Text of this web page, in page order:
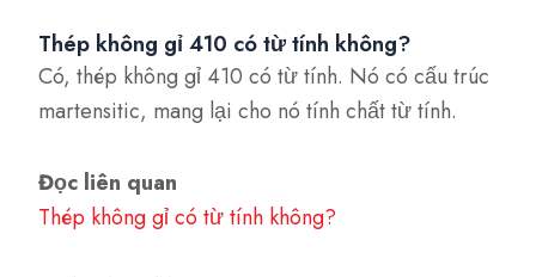
Thép không gỉ 410 có từ tính không?
Có, thép không gỉ 410 có từ tính. Nó có cấu trúc
martensitic, mang lại cho nó tính chất từ tính.
Đọc liên quan
Thép không gỉ có từ tính không?